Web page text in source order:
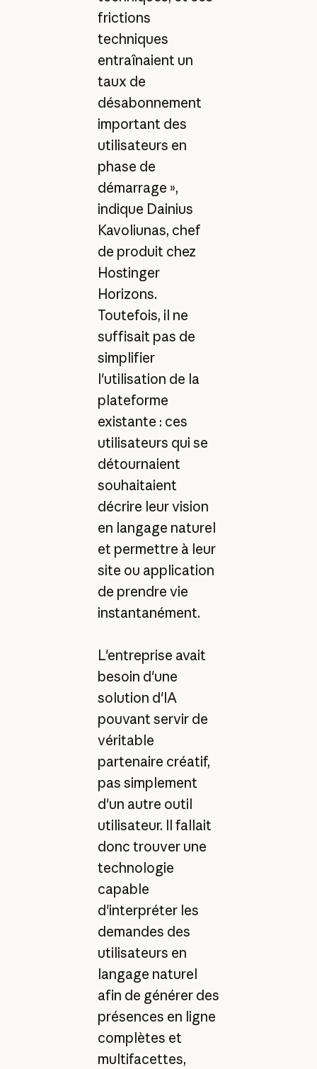
frictions
techniques
entraînaient un
taux de
désabonnement
important des
utilisateurs en
phase de
démarrage »,
indique Dainius
Kavoliunas, chef
de produit chez
Hostinger
Horizons.
Toutefois, il ne
suffisait pas de
simplifier
l'utilisation de la
plateforme
existante : ces
utilisateurs qui se
détournaient
souhaitaient
décrire leur vision
en langage naturel
et permettre à leur
site ou application
de prendre vie
instantanément.
L'entreprise avait
besoin d'une
solution d'IA
pouvant servir de
véritable
partenaire créatif,
pas simplement
d'un autre outil
utilisateur. Il fallait
donc trouver une
technologie
capable
d'interpréter les
demandes des
utilisateurs en
langage naturel
afin de générer des
présences en ligne
complètes et
multifacettes,